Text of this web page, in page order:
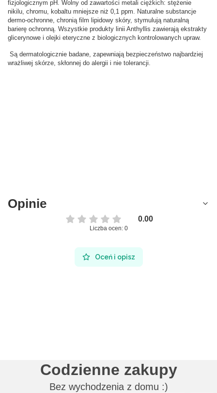
fizjologicznym pH. Wolny od zawartości metali ciężkich: stężenie
nikilu, chromu, kobaltu mniejsze niż 0,1 ppm. Naturalne substancje
dermo-ochronne, chronią film lipidowy skóry, stymulują naturalną
barierę ochronną. Wszystkie produkty linii Anthyllis zawierają ekstrakty
glicerynowe i olejki eteryczne z biologicznych kontrolowanych upraw.
Są dermatologicznie badane, zapewniają bezpieczeństwo najbardziej
wrażliwej skórze, skłonnej do alergii i nie tolerancji.
Opinie
0.00
Liczba ocen: 0
Oceń i opisz
Codzienne zakupy
Bez wychodzenia z domu :)